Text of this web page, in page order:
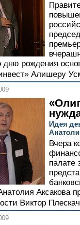
дню рождения
Алишеру
Идея
Вчера
палате
Аксакова
Виктор